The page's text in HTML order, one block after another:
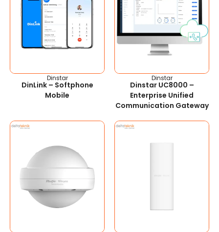
Dinstar
DinLink – Softphone
Mobile
Dinstar
Dinstar UC8000 –
Enterprise Unified
Communication Gateway